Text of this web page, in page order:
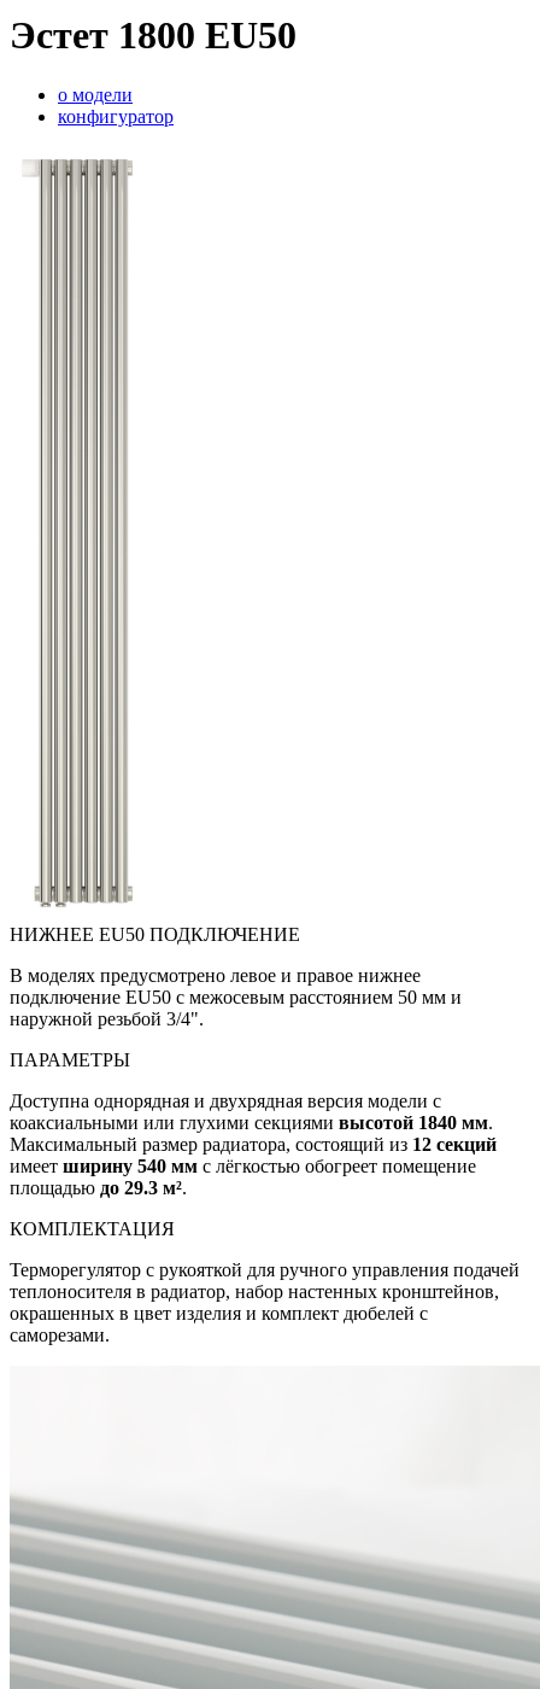
Эстет 1800 EU50
о модели
конфигуратор
НИЖНЕЕ EU50 ПОДКЛЮЧЕНИЕ
В моделях предусмотрено левое и правое нижнее
подключение EU50 с межосевым расстоянием 50 мм и
наружной резьбой 3/4".
ПАРАМЕТРЫ
Доступна однорядная и двухрядная версия модели с
коаксиальными или глухими секциями высотой 1840 мм.
Максимальный размер радиатора, состоящий из 12 секций
имеет ширину 540 мм с лёгкостью обогреет помещение
площадью до 29.3 м².
КОМПЛЕКТАЦИЯ
Терморегулятор с рукояткой для ручного управления подачей
теплоносителя в радиатор, набор настенных кронштейнов,
окрашенных в цвет изделия и комплект дюбелей с
саморезами.